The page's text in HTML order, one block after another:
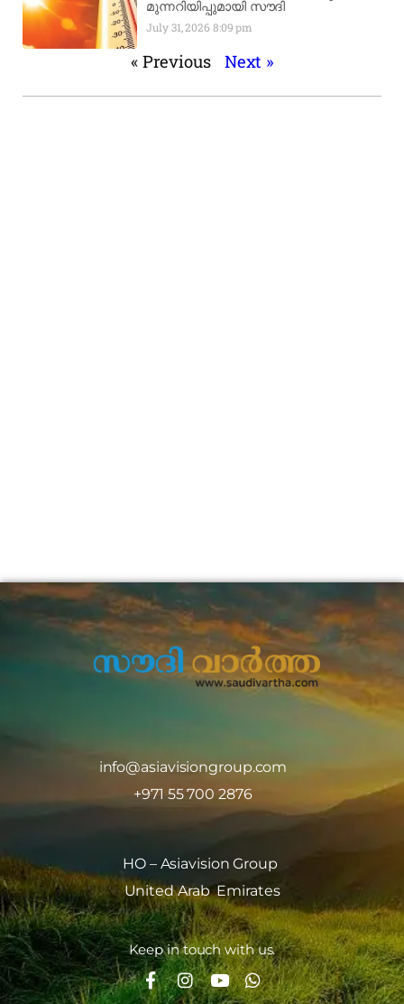
മുന്നറിയിപ്പുമായി സൗദി
July 31, 2026 8:09 pm
« Previous Next »
info@asiavisiongroup.com
+971 55 700 2876
HO – Asiavision Group
United Arab Emirates
Keep in touch with us.